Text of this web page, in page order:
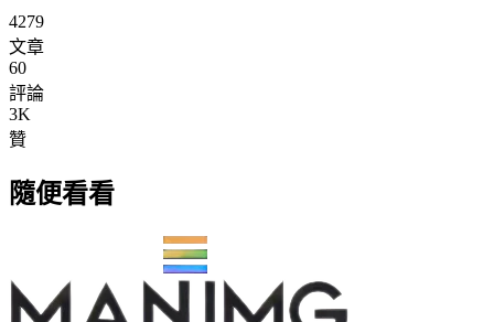
4279
文章
60
評論
3K
贊
隨便看看